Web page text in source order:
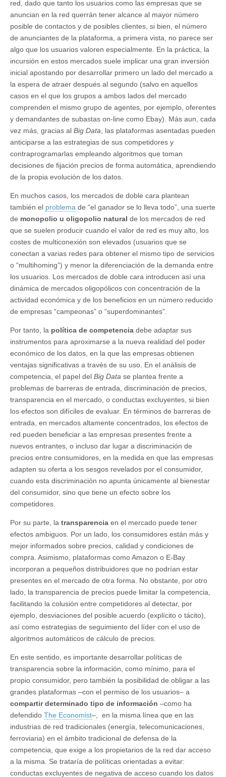
red, dado que tanto los usuarios como las empresas que se
anuncian en la red querrán tener alcance al mayor número
posible de contactos y de posibles clientes, si bien, el número
de anunciantes de la plataforma, a primera vista, no parece ser
algo que los usuarios valoren especialmente. En la práctica, la
incursión en estos mercados suele implicar una gran inversión
inicial apostando por desarrollar primero un lado del mercado a
la espera de atraer después al segundo (salvo en aquellos
casos en el que los grupos a ambos lados del mercado
comprenden el mismo grupo de agentes, por ejemplo, oferentes
y demandantes de subastas on-line como Ebay). Más aun, cada
vez más, gracias al Big Data , las plataformas asentadas pueden
anticiparse a las estrategias de sus competidores y
contraprogramarlas empleando algoritmos que toman
decisiones de fijación precios de forma automática, aprendiendo
de la propia evolución de los datos.
En muchos casos, los mercados de doble cara plantean
también el problema de “el ganador se lo lleva todo”, una suerte
de monopolio u oligopolio natural de los mercados de red
que se suelen producir cuando el valor de red es muy alto, los
costes de multiconexión son elevados (usuarios que se
conectan a varias redes para obtener el mismo tipo de servicios
o “multihoming”) y menor la diferenciación de la demanda entre
los usuarios. Los mercados de doble cara introducen así una
dinámica de mercados oligopólicos con concentración de la
actividad económica y de los beneficios en un número reducido
de empresas “campeonas” o “superdominantes”.
Por tanto, la política de competencia debe adaptar sus
instrumentos para aproximarse a la nueva realidad del poder
económico de los datos, en la que las empresas obtienen
ventajas significativas a través de su uso. En el análisis de
competencia, el papel del Big Data se plantea frente a
problemas de barreras de entrada, discriminación de precios,
transparencia en el mercado, o conductas excluyentes, si bien
los efectos son difíciles de evaluar. En términos de barreras de
entrada, en mercados altamente concentrados, los efectos de
red pueden beneficiar a las empresas presentes frente a
nuevos entrantes, o incluso dar lugar a discriminación de
precios entre consumidores, en la medida en que las empresas
adapten su oferta a los sesgos revelados por el consumidor,
cuando esta discriminación no apunta únicamente al bienestar
del consumidor, sino que tiene un efecto sobre los
competidores.
Por su parte, la transparencia en el mercado puede tener
efectos ambiguos. Por un lado, los consumidores están más y
mejor informados sobre precios, calidad y condiciones de
compra. Asimismo, plataformas como Amazon o E-Bay
incorporan a pequeños distribuidores que no podrían estar
presentes en el mercado de otra forma. No obstante, por otro
lado, la transparencia de precios puede limitar la competencia,
facilitando la colusión entre competidores al detectar, por
ejemplo, desviaciones del posible acuerdo (explícito o tácito),
así como estrategias de seguimiento del líder con el uso de
algoritmos automáticos de cálculo de precios.
En este sentido, es importante desarrollar políticas de
transparencia sobre la información, como mínimo, para el
propio consumidor, pero también la posibilidad de obligar a las
grandes plataformas –con el permiso de los usuarios– a
compartir determinado tipo de información –como ha
defendido The Economist–, en la misma línea que en las
industrias de red tradicionales (energía, telecomunicaciones,
ferroviaria) en el ámbito tradicional de defensa de la
competencia, que exige a los propietarios de la red dar acceso
a la misma. Se trataría de políticas orientadas a evitar:
conductas excluyentes de negativa de acceso cuando los datos